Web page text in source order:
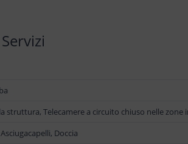
Servizi
struttura, Telecamere a circuito chiuso nelle zone
Doccia